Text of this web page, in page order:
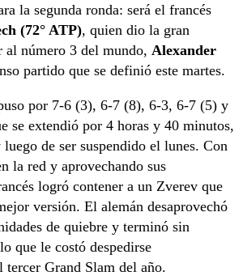
la segunda ronda: será el francés
(72° ATP), quien dio la gran
al número 3 del mundo, Alexander
partido que se definió este martes.
por 7-6 (3), 6-7 (8), 6-3, 6-7 (5) y
se extendió por 4 horas y 40 minutos,
luego de ser suspendido el lunes. Con
la red y aprovechando sus
logró contener a un Zverev que
versión. El alemán desaprovechó
de quiebre y terminó sin
que le costó despedirse
tercer Grand Slam del año.